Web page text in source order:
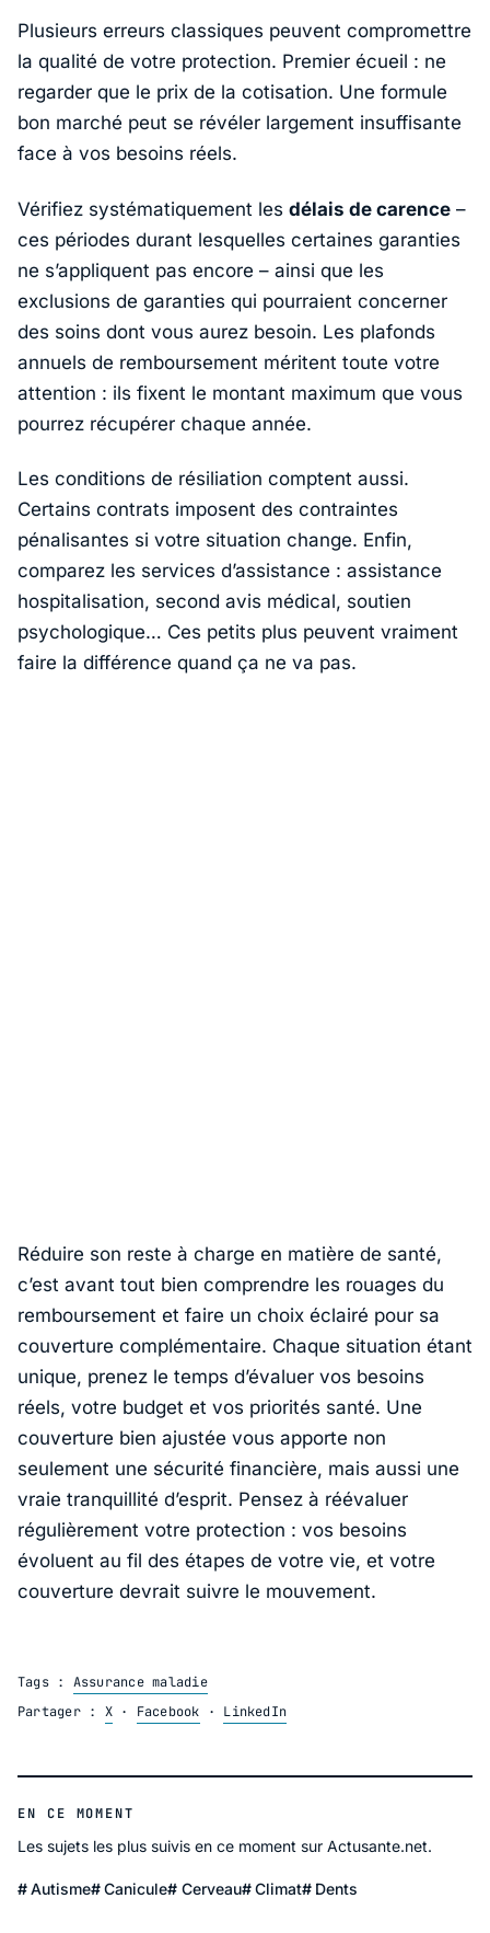
Plusieurs erreurs classiques peuvent compromettre
la qualité de votre protection. Premier écueil : ne
regarder que le prix de la cotisation. Une formule
bon marché peut se révéler largement insuffisante
face à vos besoins réels.
Vérifiez systématiquement les délais de carence –
ces périodes durant lesquelles certaines garanties
ne s’appliquent pas encore – ainsi que les
exclusions de garanties qui pourraient concerner
des soins dont vous aurez besoin. Les plafonds
annuels de remboursement méritent toute votre
attention : ils fixent le montant maximum que vous
pourrez récupérer chaque année.
Les conditions de résiliation comptent aussi.
Certains contrats imposent des contraintes
pénalisantes si votre situation change. Enfin,
comparez les services d’assistance : assistance
hospitalisation, second avis médical, soutien
psychologique… Ces petits plus peuvent vraiment
faire la différence quand ça ne va pas.
Réduire son reste à charge en matière de santé,
c’est avant tout bien comprendre les rouages du
remboursement et faire un choix éclairé pour sa
couverture complémentaire. Chaque situation étant
unique, prenez le temps d’évaluer vos besoins
réels, votre budget et vos priorités santé. Une
couverture bien ajustée vous apporte non
seulement une sécurité financière, mais aussi une
vraie tranquillité d’esprit. Pensez à réévaluer
régulièrement votre protection : vos besoins
évoluent au fil des étapes de votre vie, et votre
couverture devrait suivre le mouvement.
Tags : Assurance maladie
Partager : X· Facebook · LinkedIn
EN CE MOMENT
Les sujets les plus suivis en ce moment sur Actusante.net.
Autisme Canicule Cerveau Climat Dents